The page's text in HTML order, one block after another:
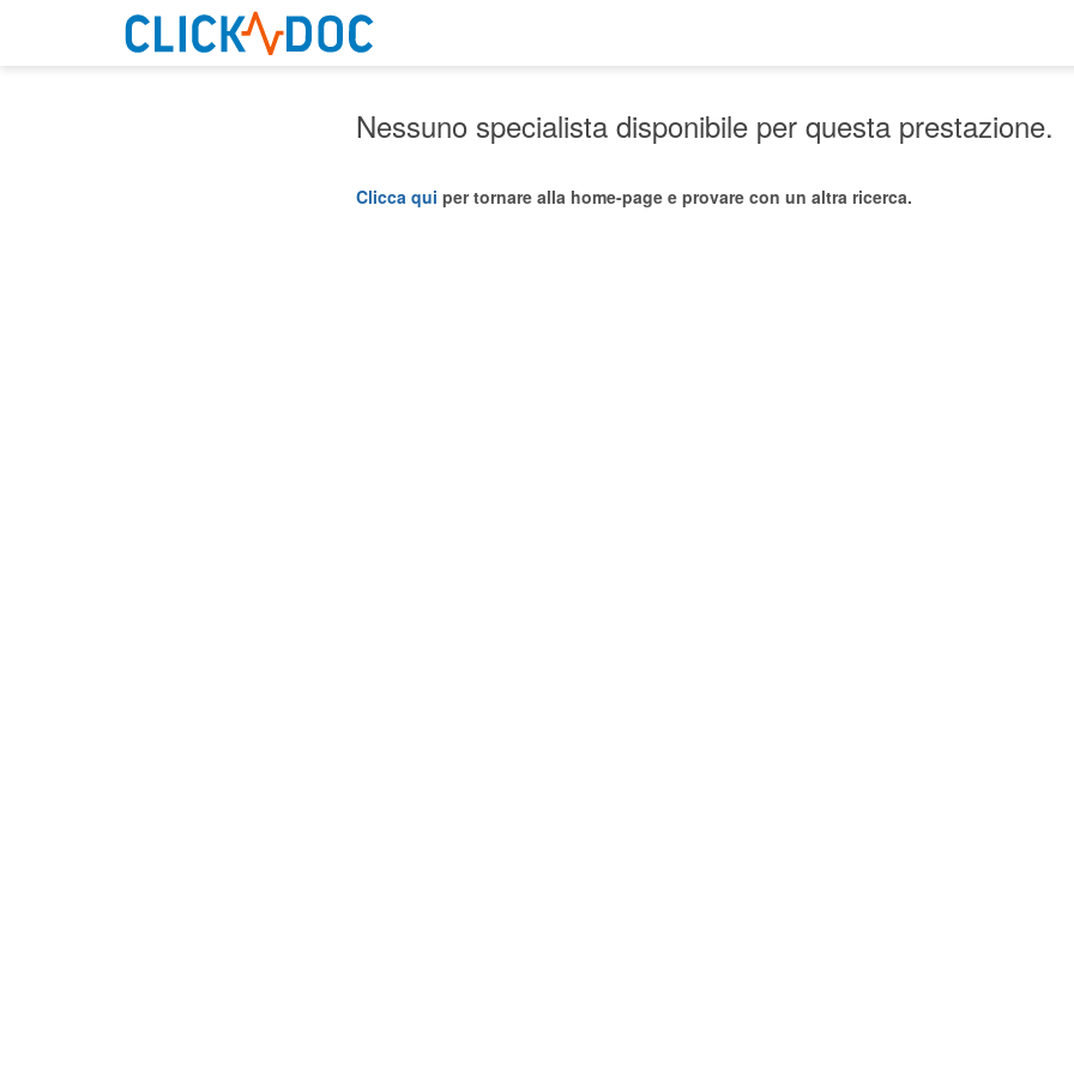
Nessuno specialista disponibile per questa prestazione.
Clicca qui per tornare alla home-page e provare con un altra ricerca.